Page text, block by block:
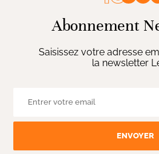
Abonnement
Saisissez votre adresse
la newsletter
ENVOYER